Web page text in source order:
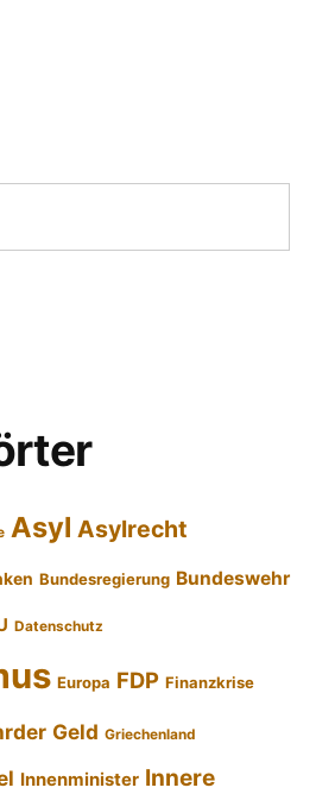
Asyl Asylrecht
Bundesregierung Bundeswehr
Datenschutz
Europa FDP Finanzkrise
Geld Griechenland
Innenminister Innere